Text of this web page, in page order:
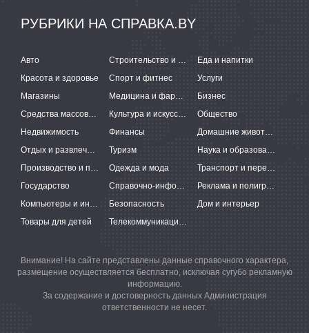
РУБРИКИ НА СПРАВКА.BY
Авто Строительство и ремонт
Еда и напитки
Красота и здоровье
Спорт и фитнес
Услуги
Магазины
Медицина и фармацевтика
Бизнес
Средства массовой информации
Культура и искусство
Общество
Недвижимость
Финансы
Домашние животные
Отдых и развлечения
Туризм
Наука и образование
Производство и поставки
Одежда и мода
Транспорт и перевозки
Государство
Справочно-информационные системы
Реклама и полиграфия
Компьютеры и интернет
Безопасность
Дом и интерьер
Товары для детей
Телекоммуникации и связь
Внимание! На сайте представлены данные справочного характера,
размещение осуществляется бесплатно, исключая сугубо рекламную
информацию.
За содержание и достоверность данных Администрация
ответственности не несет.